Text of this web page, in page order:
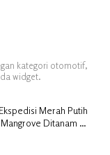
kategori otomotif,
widget.
Merah Putih
Ditanam di